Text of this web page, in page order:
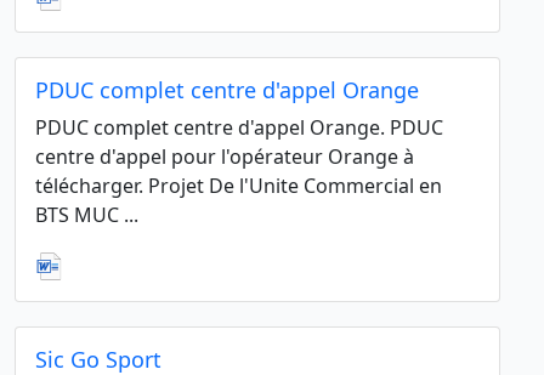
PDUC complet centre d'appel Orange
PDUC complet centre d'appel Orange. PDUC
centre d'appel pour l'opérateur Orange à
télécharger. Projet De l'Unite Commercial en
BTS MUC ...
Sic Go Sport